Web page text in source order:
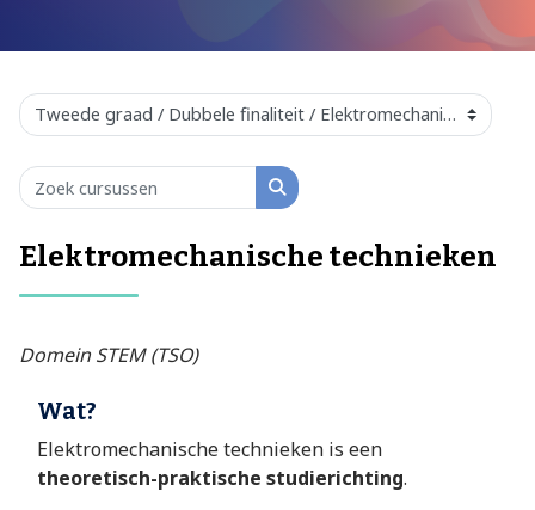
Studieaanbod
Zoek cursussen
Zoek cursussen
Elektromechanische technieken
Domein STEM (TSO)
Wat?
Elektromechanische technieken is een
theoretisch-praktische studierichting.